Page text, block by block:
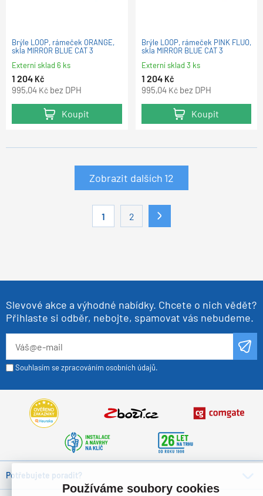
Brýle LOOP, rámeček ORANGE,
skla MIRROR BLUE CAT 3
Externí sklad 6 ks
1 204 Kč
995,04 Kč bez DPH
Koupit
Brýle LOOP, rámeček PINK FLUO,
skla MIRROR BLUE CAT 3
Externí sklad 3 ks
1 204 Kč
995,04 Kč bez DPH
Koupit
1 2
Zobrazit dalších 12
Slevové akce a výhodné nabídky. Chcete o nich vědět?
Přihlaste si odběr, nebojte, spamovat vás nebudeme.
Souhlasím se zpracováním osobních údajů.
Potřebujete poradit?
Používáme soubory cookies